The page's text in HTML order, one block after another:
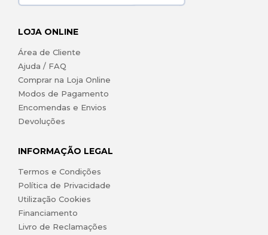
LOJA ONLINE
Área de Cliente
Ajuda / FAQ
Comprar na Loja Online
Modos de Pagamento
Encomendas e Envios
Devoluções
INFORMAÇÃO LEGAL
Termos e Condições
Política de Privacidade
Utilização Cookies
Financiamento
Livro de Reclamações